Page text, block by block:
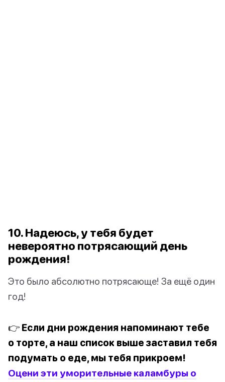
10. Надеюсь, у тебя будет
невероятно потрясающий день
рождения!
Это было абсолютно потрясающе! За ещё один
год!
👉 Если дни рождения напоминают тебе
о торте, а наш список выше заставил тебя
подумать о еде, мы тебя прикроем!
Оцени эти уморительные каламбуры о